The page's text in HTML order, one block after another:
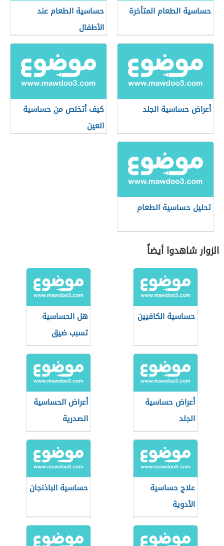
حساسية الطعام المتأخرة
حساسية الطعام عند
الأطفال
أعراض حساسية الجلد
كيف أتخلص من حساسية
العين
تحليل حساسية الطعام
الزوار شاهدوا أيضاً
حساسية الكافيين
هل الحساسية
تسبب ضيق
التنفس
أعراض حساسية
الجلد
أعراض الحساسية
الصدرية
علاج حساسية
الأدوية
حساسية الباذنجان